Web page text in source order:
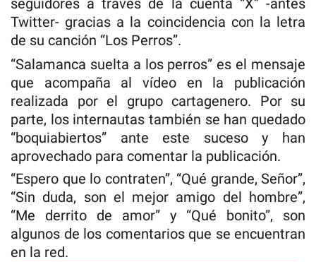
seguidores a través de la cuenta “X” -antes
Twitter- gracias a la coincidencia con la letra
de su canción “Los Perros”.
“Salamanca suelta a los perros” es el mensaje
que acompaña al vídeo en la publicación
realizada por el grupo cartagenero. Por su
parte, los internautas también se han quedado
“boquiabiertos” ante este suceso y han
aprovechado para comentar la publicación.
“Espero que lo contraten”, “Qué grande, Señor”,
“Sin duda, son el mejor amigo del hombre”,
“Me derrito de amor” y “Qué bonito”, son
algunos de los comentarios que se encuentran
en la red.